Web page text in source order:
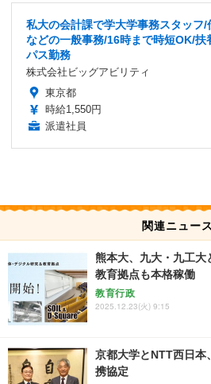
私大の会計課で学大学事務スタッフ
などの一般事務/16時まで時短OK/
パス勤務
株式会社ビッグアビリティ
東京都
時給1,550円
派遣社員
関連ニュース
熊本大、九大・九工
教育拠点も本格稼働
教育行政
2025.12.23(火) 9:15
京都大学とNTT西日本
携協定